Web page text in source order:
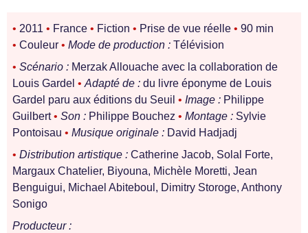
• 2011 • France • Fiction • Prise de vue réelle • 90 min
• Couleur • Mode de production : Télévision
• Scénario : Merzak Allouache avec la collaboration de
Louis Gardel • Adapté de : du livre éponyme de Louis
Gardel paru aux éditions du Seuil • Image : Philippe
Guilbert• Son : Philippe Bouchez • Montage : Sylvie
Pontoisau • Musique originale : David Hadjadj
• Distribution artistique : Catherine Jacob, Solal Forte,
Margaux Chatelier, Biyouna, Michèle Moretti, Jean
Benguigui, Michael Abiteboul, Dimitry Storoge, Anthony
Sonigo
Producteur :